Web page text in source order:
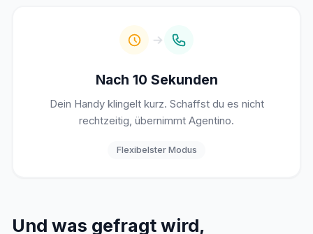
Nach 10 Sekunden
Dein Handy klingelt kurz. Schaffst du es nicht
rechtzeitig, übernimmt Agentino.
Flexibelster Modus
Und was gefragt wird,